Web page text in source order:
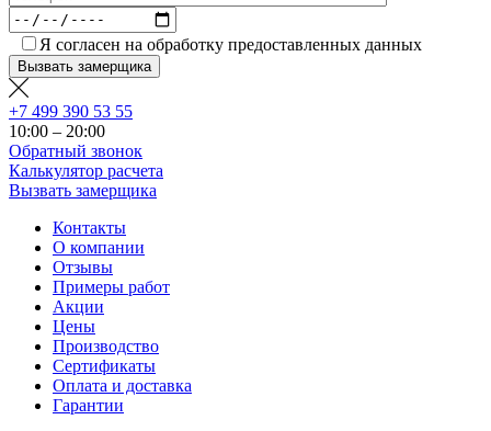
Я согласен на обработку предоставленных данных
+7 499 390 53 55
10:00 – 20:00
Обратный звонок
Калькулятор расчета
Вызвать замерщика
Контакты
О компании
Отзывы
Примеры работ
Акции
Цены
Производство
Сертификаты
Оплата и доставка
Гарантии